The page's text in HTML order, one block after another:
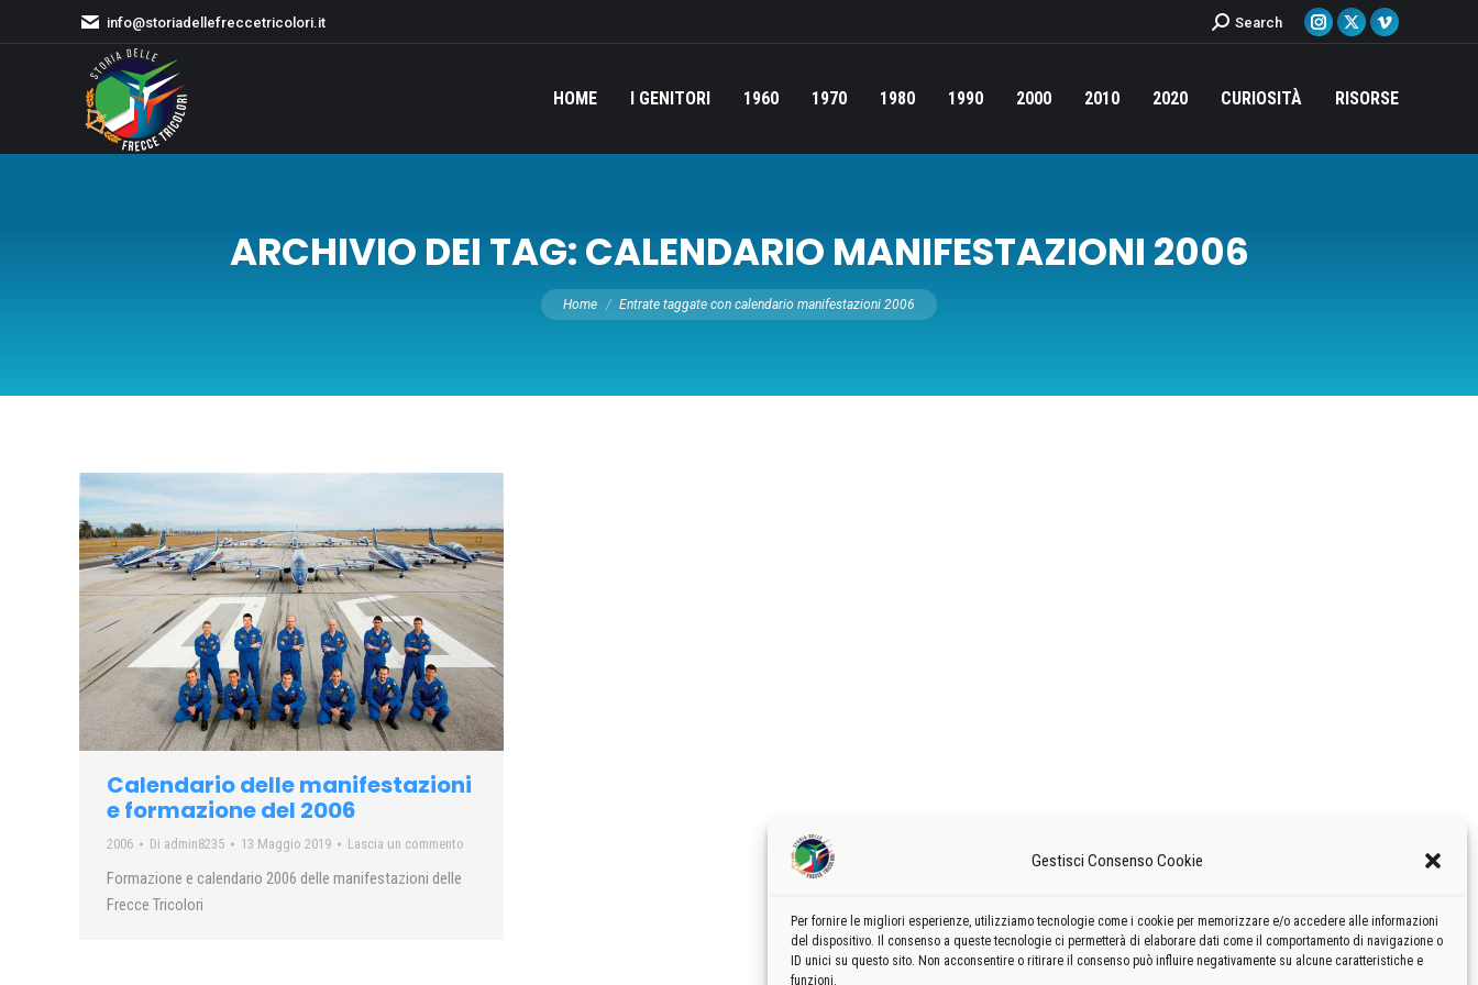
Gestisci Consenso Cookie
Per fornire le migliori esperienze, utilizziamo tecnologie come i cookie per memorizzare e/o accedere alle informazioni
del dispositivo. Il consenso a queste tecnologie ci permetterà di elaborare dati come il comportamento di navigazione o
ID unici su questo sito. Non acconsentire o ritirare il consenso può influire negativamente su alcune caratteristiche e
funzioni.
info@storiadellefreccetricolori.it Cerca:Search
Instagram
opens
new
X
opens
new
Vimeo
opens
new
HOME I GENITORI 1960 1970 1980 1990 2000 2010 2020 CURIOSITÀ RISORSE
ARCHIVIO DEI TAG:CALENDARIO MANIFESTAZIONI 2006
Tu sei qui:
Home Entrate taggate con calendario manifestazioni 2006
Calendario delle manifestazioni
e formazione del 2006
2006 Di admin8235 13 Maggio 2019 Lascia un commento
Formazione e calendario 2006 delle manifestazioni delle
Frecce Tricolori